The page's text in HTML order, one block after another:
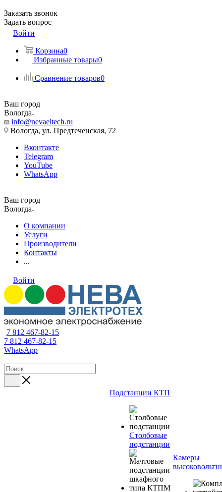
Заказать звонок
Задать вопрос
Войти
Корзина0
Избранные товары0
Сравнение товаров0
Ваш город
Вологда
info@nevaeltech.ru
Вологда, ул. Предтеченская, 72
Вконтакте
Telegram
YouTube
WhatsApp
Ваш город
Вологда
О компании
Услуги
Производители
Контакты
...
Войти
7 812 467-82-15
7 812 467-82-15
WhatsApp
Подстанции КТП
Столбовые
подстанции
Камеры